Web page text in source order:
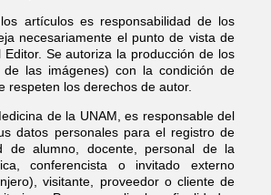
artículos es responsabilidad de los
necesariamente el punto de vista de
Se autoriza la producción de los
las imágenes) con la condición de
respeten los derechos de autor.
de la UNAM, es responsable del
datos personales para el registro de
de alumno, docente, personal de la
conferencista o invitado externo
visitante, proveedor o cliente de